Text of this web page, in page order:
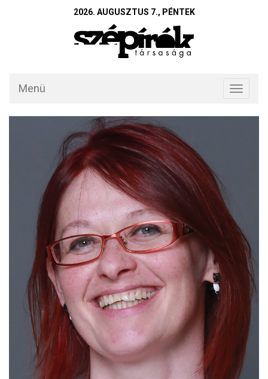
2026. AUGUSZTUS 7., PÉNTEK
Toggle
Menü